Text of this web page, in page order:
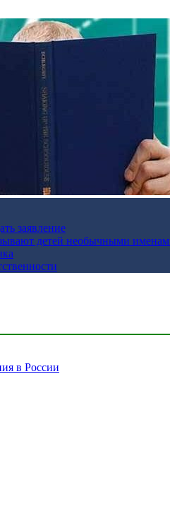
заявление
детей необычными
в России